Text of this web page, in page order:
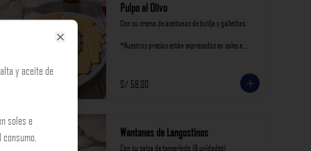
Pulpo al Olivo
Con su crema de aceitunas de botija y galletitas.
*Nuestros precios están expresados en soles e
S/ 58.00
Wantanes de Langostinos
Con su salsa de tamarindo (6 unidades)
y aceite de
soles e